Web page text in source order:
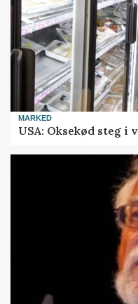
MARKED
USA: Oksekød steg